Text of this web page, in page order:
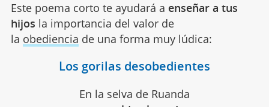
Este poema corto te ayudará a enseñar a tus
hijos la importancia del valor de
la obediencia de una forma muy lúdica:
Los gorilas desobedientes
En la selva de Ruanda